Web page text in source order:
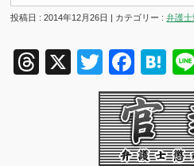
投稿日 : 2014年12月26日 | カテゴリー :弁護
Threads
X Twitter